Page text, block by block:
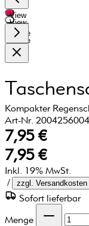
View
larger
image
View
larger
image
Kompakter
Art-Nr.
7,95 €
7,95 €
Inkl. 19% MwSt.
/
zzgl. Versandkosten
Sofort lieferbar
Menge